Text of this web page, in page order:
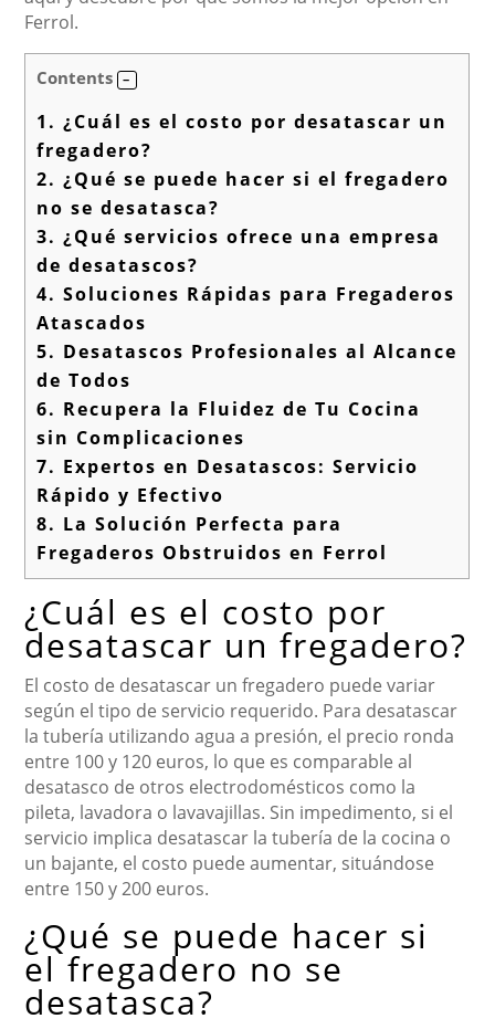
Ferrol.
Contents
1. ¿Cuál es el costo por desatascar un
fregadero?
2. ¿Qué se puede hacer si el fregadero
no se desatasca?
3. ¿Qué servicios ofrece una empresa
de desatascos?
4. Soluciones Rápidas para Fregaderos
Atascados
5. Desatascos Profesionales al Alcance
de Todos
6. Recupera la Fluidez de Tu Cocina
sin Complicaciones
7. Expertos en Desatascos: Servicio
Rápido y Efectivo
8. La Solución Perfecta para
Fregaderos Obstruidos en Ferrol
¿Cuál es el costo por
desatascar un fregadero?
El costo de desatascar un fregadero puede variar
según el tipo de servicio requerido. Para desatascar
la tubería utilizando agua a presión, el precio ronda
entre 100 y 120 euros, lo que es comparable al
desatasco de otros electrodomésticos como la
pileta, lavadora o lavavajillas. Sin impedimento, si el
servicio implica desatascar la tubería de la cocina o
un bajante, el costo puede aumentar, situándose
entre 150 y 200 euros.
¿Qué se puede hacer si
el fregadero no se
desatasca?